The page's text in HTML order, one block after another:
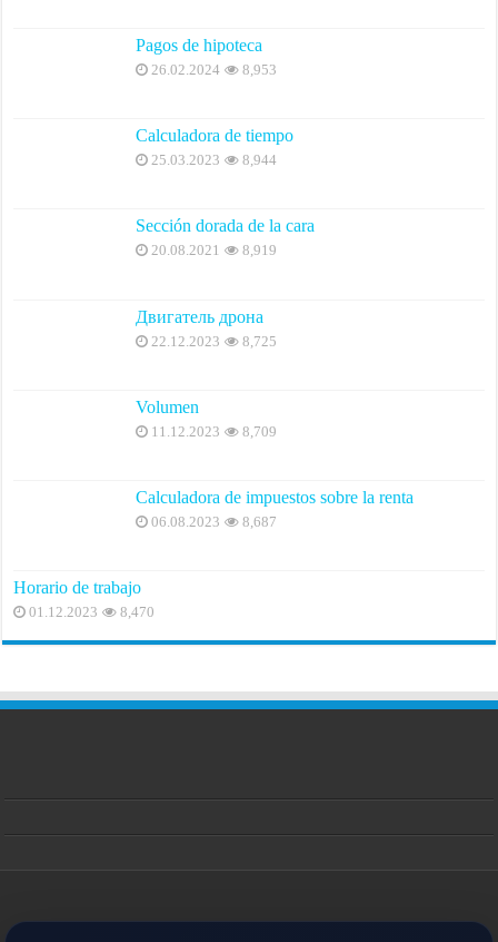
Pagos de hipoteca
26.02.2024 8,953
Calculadora de tiempo
25.03.2023 8,944
Sección dorada de la cara
20.08.2021 8,919
Двигатель дрона
22.12.2023 8,725
Volumen
11.12.2023 8,709
Calculadora de impuestos sobre la renta
06.08.2023 8,687
Horario de trabajo
01.12.2023 8,470